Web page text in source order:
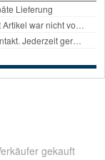
gekauft